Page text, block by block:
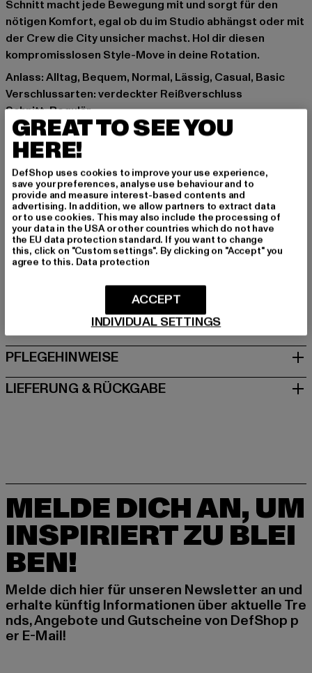
Schnitt macht jede Bewegung mit und sorgt für den
nötigen Komfort, egal ob du im Studio abhängst oder mit
der Crew die City unsicher machst. Hol dir diesen
kompromisslosen Style-Move in deine Rotation.
Anlass: Alltag, Bequem, Normal, Lässig, Casual, Basic
Verschlussarten: verdeckter Reißverschluss
Schnitt: Regulär
Marke: Urban Classics
Kat.: Cargohosen
Farbe: orange
Hersteller Farbe: terracotta
Materialzusammensetzung: 100% Baumwolle
Art.Nr: TB3048-04420
Hersteller: TB International GmbH |info@tbint.de
Dr.-Robert-Murjahn-Straße 7 | 64372 Ober-Ramstadt |
GRÖSSE & PASSFORM
PFLEGEHINWEISE
LIEFERUNG & RÜCKGABE
MELDE DICH AN, UM
INSPIRIERT ZU BLEI
BEN!
Melde dich hier für unseren Newsletter an und
erhalte künftig Informationen über aktuelle Tre
nds, Angebote und Gutscheine von DefShop p
er E-Mail!
GREAT TO SEE YOU
HERE!
DefShop uses cookies to improve your use experience,
save your preferences, analyse use behaviour and to
provide and measure interest-based contents and
advertising. In addition, we allow partners to extract data
or to use cookies. This may also include the processing of
your data in the USA or other countries which do not have
the EU data protection standard. If you want to change
this, click on "Custom settings". By clicking on "Accept" you
agree to this. Data protection
INDIVIDUAL SETTINGS
ACCEPT